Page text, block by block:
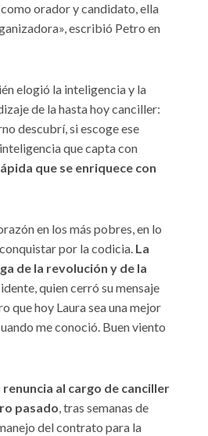
como orador y candidato, ella
escribió Petro en
elogió la inteligencia y la
de la hasta hoy canciller:
descubrí, si escoge ese
que capta con
que se enriquece con
en los más pobres, en lo
por la codicia. La
de la revolución y de la
quien cerró su mensaje
que hoy Laura sea una mejor
me conoció. Buen viento
al cargo de canciller
pasado, tras semanas de
del contrato para la